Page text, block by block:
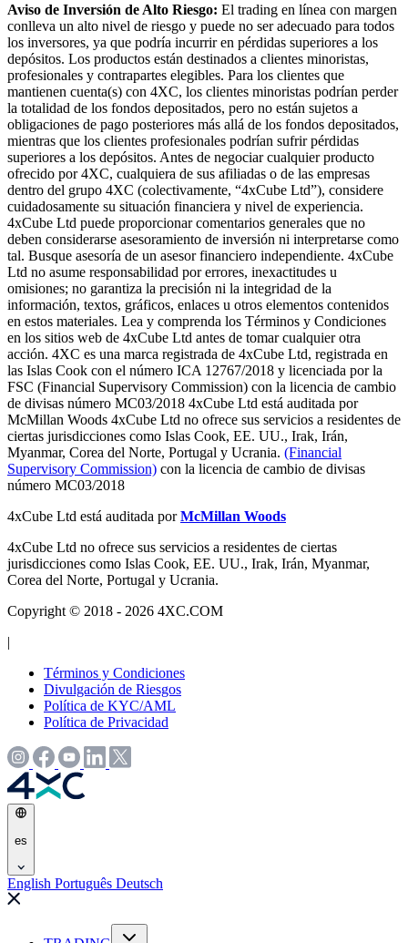
Aviso de Inversión de Alto Riesgo: El trading en línea con margen
conlleva un alto nivel de riesgo y puede no ser adecuado para todos
los inversores, ya que podría incurrir en pérdidas superiores a los
depósitos. Los productos están destinados a clientes minoristas,
profesionales y contrapartes elegibles. Para los clientes que
mantienen cuenta(s) con 4XC, los clientes minoristas podrían perder
la totalidad de los fondos depositados, pero no están sujetos a
obligaciones de pago posteriores más allá de los fondos depositados,
mientras que los clientes profesionales podrían sufrir pérdidas
superiores a los depósitos. Antes de negociar cualquier producto
ofrecido por 4XC, cualquiera de sus afiliadas o de las empresas
dentro del grupo 4XC (colectivamente, “4xCube Ltd”), considere
cuidadosamente su situación financiera y nivel de experiencia.
4xCube Ltd puede proporcionar comentarios generales que no
deben considerarse asesoramiento de inversión ni interpretarse como
tal. Busque asesoría de un asesor financiero independiente. 4xCube
Ltd no asume responsabilidad por errores, inexactitudes u
omisiones; no garantiza la precisión ni la integridad de la
información, textos, gráficos, enlaces u otros elementos contenidos
en estos materiales. Lea y comprenda los Términos y Condiciones
en los sitios web de 4xCube Ltd antes de tomar cualquier otra
acción. 4XC es una marca registrada de 4xCube Ltd, registrada en
las Islas Cook con el número ICA 12767/2018 y licenciada por la
FSC (Financial Supervisory Commission) con la licencia de cambio
de divisas número MC03/2018 4xCube Ltd está auditada por
McMillan Woods 4xCube Ltd no ofrece sus servicios a residentes de
ciertas jurisdicciones como Islas Cook, EE. UU., Irak, Irán,
Myanmar, Corea del Norte, Portugal y Ucrania. (Financial
Supervisory Commission) con la licencia de cambio de divisas
número MC03/2018
4xCube Ltd está auditada porMcMillan Woods
4xCube Ltd no ofrece sus servicios a residentes de ciertas
jurisdicciones como Islas Cook, EE. UU., Irak, Irán, Myanmar,
Corea del Norte, Portugal y Ucrania.
Copyright © 2018 - 2026 4XC.COM
|
Términos y Condiciones
Divulgación de Riesgos
Política de KYC/AML
Política de Privacidad
es
English Português Deutsch